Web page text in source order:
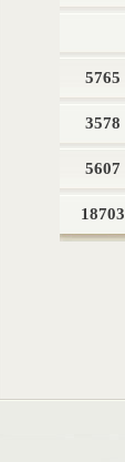
5765
3578
5607
18703